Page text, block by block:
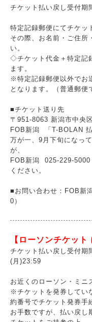
チケット払い戻し受付
特定記録郵便にてチケッ
その際、お名前・ご住所
い。
◇チケット代金＋特定記
ます。
※特定記録郵便以外でお
となります。（普通郵便
■チケット送り先
〒951-8063 新潟市中央
FOB新潟 「T-BOLAN
万が一、9月下旬になっ
が、
FOB新潟 025-229-5000
ください。
■お問い合わせ：FOB新
0）
【ローソンチケット
チケット払い戻し受付期
(月)23:59
お近くのローソン・ミニ
※チケットを発券してい
約番号でチケット発券手
お手数ですが、払い戻し